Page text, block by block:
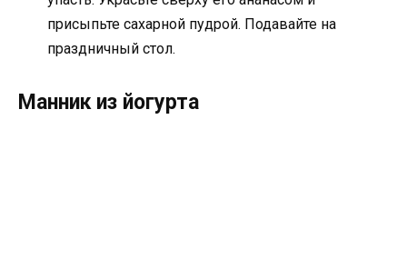
присыпьте сахарной пудрой. Подавайте на
праздничный стол.
Манник из йогурта